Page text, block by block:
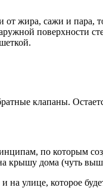
от жира, сажи и
клапаны.
по которым
крышу дома (чуть
улице, которое